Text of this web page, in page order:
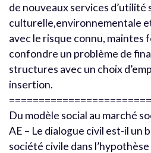
de nouveaux services d’utilité
culturelle,environnementale
avec le risque connu, maintes
confondre un problème de
structures avec un choix
insertion.
========================
Du modèle social au marché
AE – Le dialogue civil est-il un
société civile dans